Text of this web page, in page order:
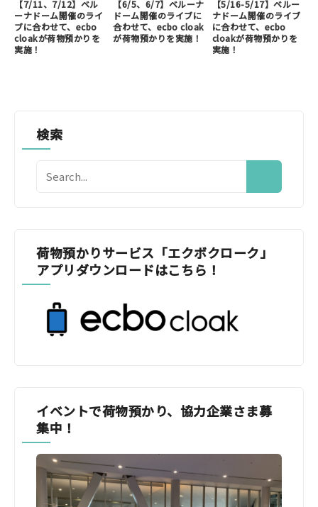
【7/11、7/12】ベル
ーナドーム開催のライ
ブに合わせて、ecbo
cloakが荷物預かりを
実施！
【6/5、6/7】ベルーナ
ドーム開催のライブに
合わせて、ecbo cloak
が荷物預かりを実施！
【5/16-5/17】ベルー
ナドーム開催のライブ
に合わせて、ecbo
cloakが荷物預かりを
実施！
検索
荷物預かりサービス「エクボクローク」
アプリダウンロードはこちら！
イベントで荷物預かり、協力企業さま募
集中！